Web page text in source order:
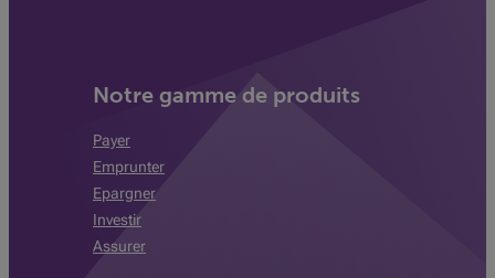
Notre gamme de produits
Payer
Emprunter
Epargner
Investir
Assurer